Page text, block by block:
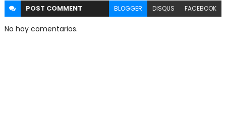
POST COMMENT BLOGGER DISQUS FACEBOOK
No hay comentarios.